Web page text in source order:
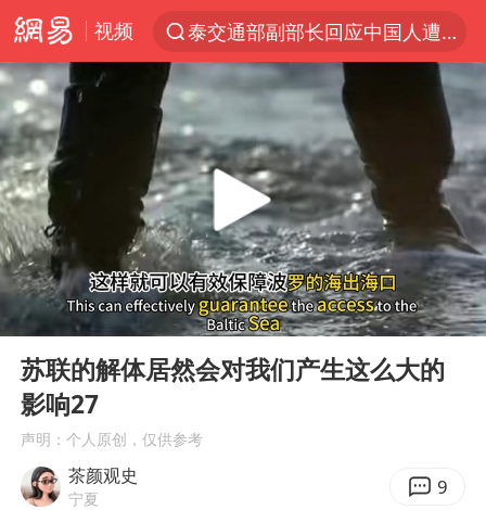
视频
泰交通部副部长回应中国人遭歧视手势
夜幕落下 运动上场
改名后的“青海拉面”店
1岁宝宝碰坏纸巾盒 宝妈被索赔924元
泸溪河：桃酥吃出金属牙冠视频不实
女子开一天一夜空调后二氧化碳中毒
男子结婚8年3个女儿均非亲生
“空调24小时开着更省电”不实
“不建议大家买深色蛋糕”
谁是宇树科技背后赢家
985博士后被曝在妻子孕期出轨后续
Play
00:00 00:53
苏联的解体居然会对我们产生这么大的
影响27
声明：个人原创，仅供参考
茶颜观史
宁夏 9